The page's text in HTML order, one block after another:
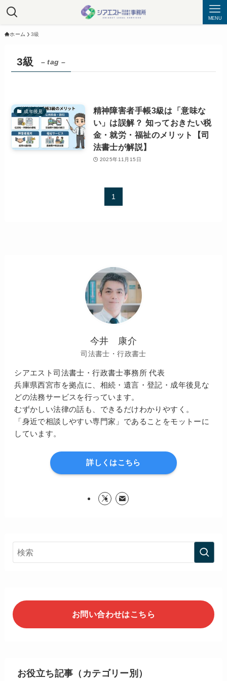
MENU
ホーム 3級
3級 – tag –
成年後見
精神障害者手帳3級は「意味な
い」は誤解？ 知っておきたい税
金・就労・福祉のメリット【司
法書士が解説】
2025年11月15日
1
今井 康介
司法書士・行政書士
シアエスト司法書士・行政書士事務所 代表
兵庫県西宮市を拠点に、相続・遺言・登記・成年後見な
どの法務サービスを行っています。
むずかしい法律の話も、できるだけわかりやすく。
「身近で相談しやすい専門家」であることをモットーに
しています。
詳しくはこちら
お問い合わせはこちら
お役立ち記事（カテゴリー別）